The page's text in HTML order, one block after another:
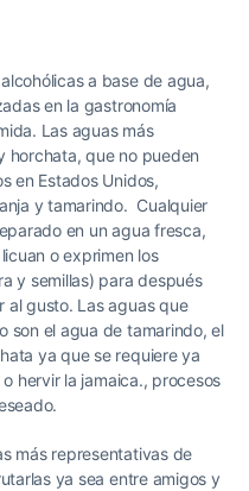
a base de agua,
en la gastronomía
Las aguas más
horchata, que no pueden
en Estados Unidos,
y tamarindo. Cualquier
en un agua fresca,
o exprimen los
y semillas) para después
al gusto. Las aguas que
son el agua de tamarindo, el
ya que se requiere ya
hervir la jamaica., procesos
más representativas de
ya sea entre amigos y